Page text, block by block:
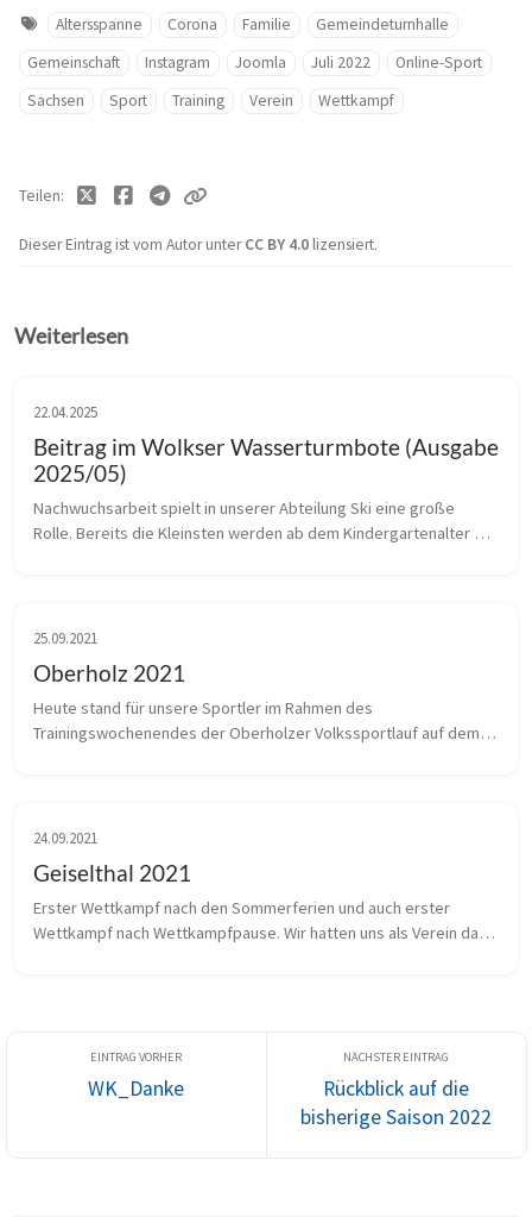
Altersspanne Corona Familie
Gemeindeturnhalle
Gemeinschaft
Instagram Joomla Juli 2022
Online-Sport
Sachsen
Sport Training Verein Wettkampf
Dieser Eintrag ist vom Autor unterCC BY 4.0lizensiert.
Teilen
Weiterlesen
22.04.2025
Beitrag im Wolkser Wasserturmbote (Ausgabe
2025/05)
Nachwuchsarbeit spielt in unserer Abteilung Ski eine große
Rolle. Bereits die Kleinsten werden ab dem Kindergartenalter
25.09.2021
Oberholz 2021
Heute stand für unsere Sportler im Rahmen des
Trainingswochenendes der Oberholzer Volkssportlauf auf dem
24.09.2021
Geiselthal 2021
Erster Wettkampf nach den Sommerferien und auch erster
Wettkampf nach Wettkampfpause. Wir hatten uns als Verein dazu
WK_Danke
Rückblick auf die
bisherige Saison 2022